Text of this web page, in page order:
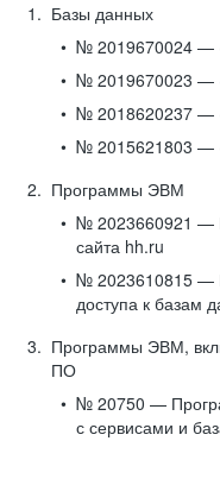
Базы данных
№ 2019670024 —
№ 2019670023 —
№ 2018620237 —
№ 2015621803 —
Программы ЭВМ
№ 2023660921 —
сайта hh.ru
№ 2023610815 —
доступа к базам
Программы ЭВМ,
ПО
№ 20750 —
с сервисами и